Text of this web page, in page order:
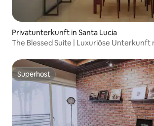
Privatunterkunft in Santa Lucia
The Blessed Suite | Luxuriöse Unterkunft
Superhost
Superhost